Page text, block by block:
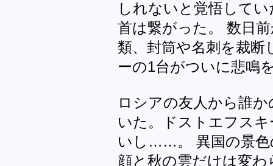
しれないと覚悟して
首は繋がった。 数日
類、封筒や名刺を裁
ーの1台がついに悲鳴
ロシアの友人から誰
いた。ドストエフス
いし……。 異国の景色
顔と秋の雲だけは変わ